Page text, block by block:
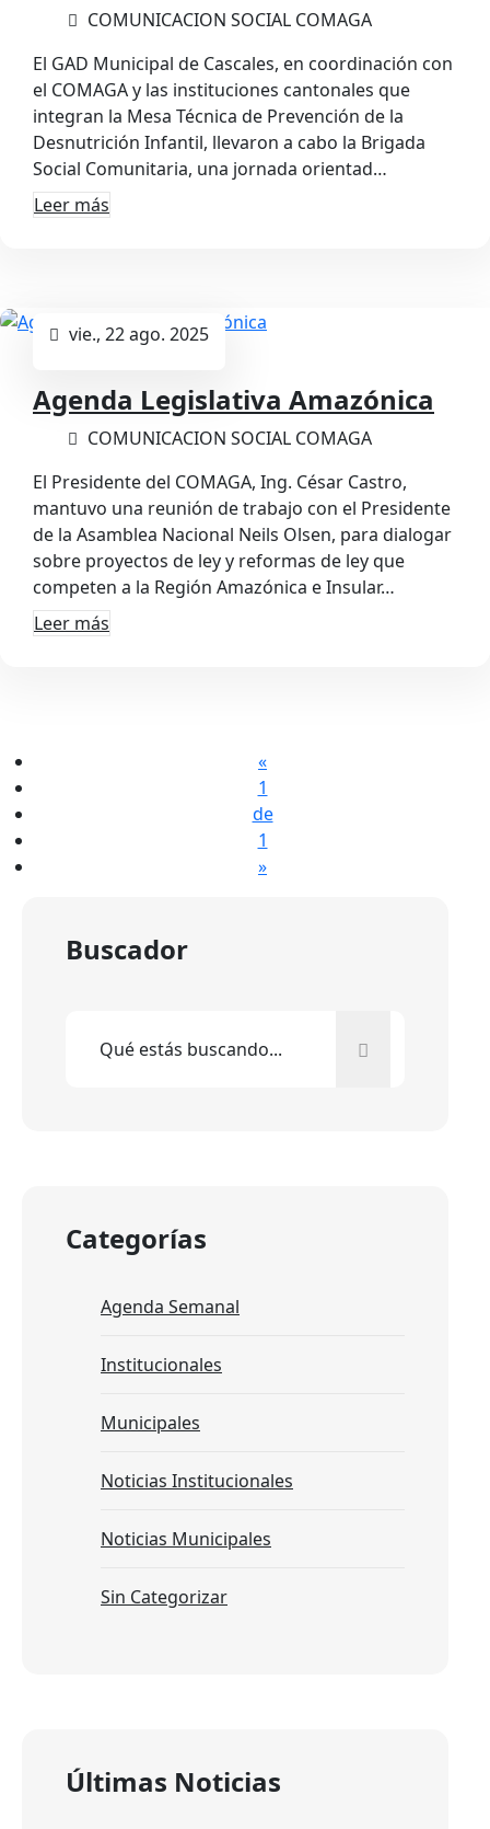
COMUNICACION SOCIAL COMAGA
El GAD Municipal de Cascales, en coordinación con
el COMAGA y las instituciones cantonales que
integran la Mesa Técnica de Prevención de la
Desnutrición Infantil, llevaron a cabo la Brigada
Social Comunitaria, una jornada orientad…
Leer más
vie., 22 ago. 2025
Agenda Legislativa Amazónica
COMUNICACION SOCIAL COMAGA
El Presidente del COMAGA, Ing. César Castro,
mantuvo una reunión de trabajo con el Presidente
de la Asamblea Nacional Neils Olsen, para dialogar
sobre proyectos de ley y reformas de ley que
competen a la Región Amazónica e Insular…
Leer más
«
1
de
1
»
Buscador
Categorías
Agenda Semanal
Institucionales
Municipales
Noticias Institucionales
Noticias Municipales
Sin Categorizar
Últimas Noticias